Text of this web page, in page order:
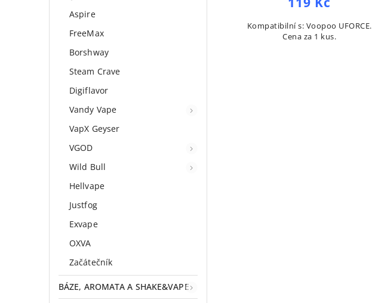
Aspire
FreeMax
Borshway
Steam Crave
Digiflavor
Vandy Vape
VapX Geyser
VGOD
Wild Bull
Hellvape
Justfog
Exvape
OXVA
Začátečník
BÁZE, AROMATA A SHAKE&VAPE
Cena za 1 kus.
Kompatibilní s: Voopoo UFORCE.
Cena za 1 kus.